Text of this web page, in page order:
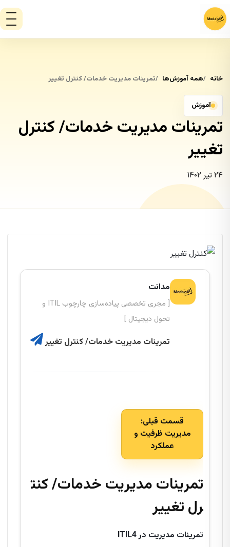
خانه همه آموزش‌ها تمرینات مدیریت خدمات/ کنترل تغییر
آموزش
تمرینات مدیریت خدمات/ کنترل
تغییر
۲۴ تیر ۱۴۰۲
مدانت
[ مجری تخصصی پیاده‌سازی چارچوب ITIL و
تحول دیجیتال ]
تمرینات مدیریت خدمات/ کنترل تغییر
قسمت قبلی:
مدیریت ظرفیت و
عملکرد
تمرینات مدیریت خدمات/ کنت
رل تغییر
تمرینات مدیریت درITIL4